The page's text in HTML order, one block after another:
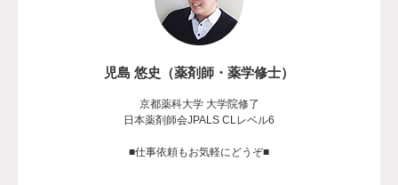
児島 悠史（薬剤師・薬学修士）
京都薬科大学 大学院修了
日本薬剤師会JPALS CLレベル6
■仕事依頼もお気軽にどうぞ■